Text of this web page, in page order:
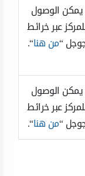
يمكن الوصول
عبر خرائط
“من هنا“.
يمكن الوصول
عبر خرائط
“من هنا“.